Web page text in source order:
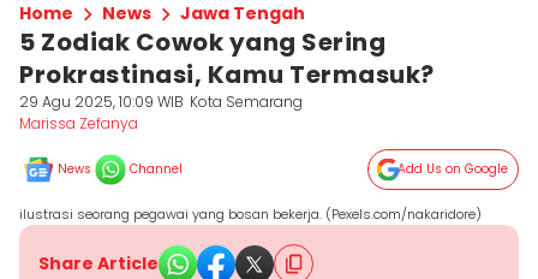
Home News Jawa Tengah
5 Zodiak Cowok yang Sering
Prokrastinasi, Kamu Termasuk?
29 Agu 2025, 10:09 WIB Kota Semarang
Marissa Zefanya
News Channel Add Us on Google
ilustrasi seorang pegawai yang bosan bekerja. (Pexels.com/nakaridore)
Share Article